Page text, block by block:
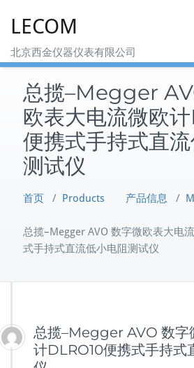
LECOM
北京西金仪器仪表有限公司
总揽–Megger
欧表大电流微欧
便携式手持式直
测试仪
首页 / Products 产品信息 /
总揽–Megger AVO 数字微欧表大电
式手持式直流低小电阻测试仪
总揽–Megger AVO 数字
计DLRO10便携式手持式